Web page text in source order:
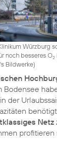
Würzburg
noch besseres O2
Bildwerke)
Bodensee
der
Netz
profitieren